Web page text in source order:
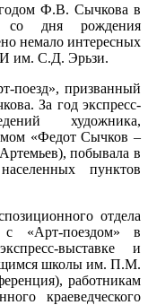
годом Ф.В. Сычкова в
со дня рождения
немало интересных
им. С.Д. Эрьзи.
поезд», призванный
За год экспресс-
художника,
«Федот Сычков –
побывала в
пунктов
отдела
с «Арт-поездом» в
выставке и
школы им. П.М.
работникам
краеведческого